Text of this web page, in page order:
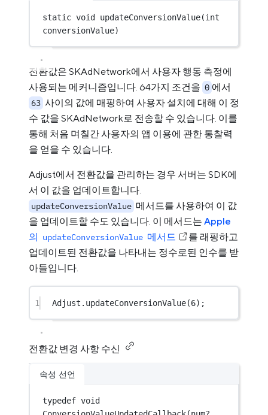
static void updateConversionValue(int
conversionValue)
전환값은 SKAdNetwork에서 사용자 행동 측정에
사용되는 메커니즘입니다. 64가지 조건을 0 에서
63 사이의 값에 매핑하여 사용자 설치에 대해 이 정
수 값을 SKAdNetwork로 전송할 수 있습니다. 이를
통해 처음 며칠간 사용자의 앱 이용에 관한 통찰력
을 얻을 수 있습니다.
Adjust에서 전환값을 관리하는 경우 서버는 SDK에
서 이 값을 업데이트합니다.
updateConversionValue 메서드를 사용하여 이 값
을 업데이트할 수도 있습니다. 이 메서드는 Apple
의 updateConversionValue 메서드
를 래핑하고
업데이트된 전환값을 나타내는 정수로된 인수를 받
아들입니다.
1 Adjust . updateConversionValue(6);
전환값 변경 사항 수신
속성 선언
typedef void